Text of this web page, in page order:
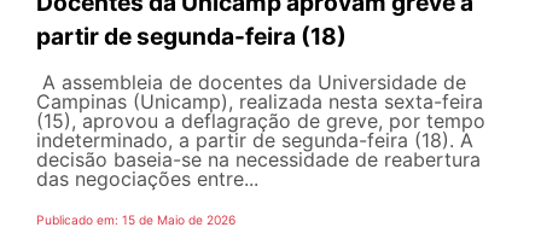
partir de segunda-feira (18)
A assembleia de docentes da Universidade de
Campinas (Unicamp), realizada nesta sexta-feira
(15), aprovou a deflagração de greve, por tempo
indeterminado, a partir de segunda-feira (18). A
decisão baseia-se na necessidade de reabertura
das negociações entre...
Publicado em: 15 de Maio de 2026